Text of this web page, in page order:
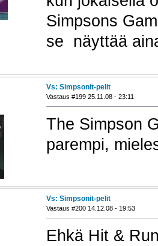
Simpsons
se näyttää
Vs: Simpsonit-pelit
Vastaus #199 25.11.08 - 23:11
The Simpson
parempi,
Vs: Simpsonit-pelit
Vastaus #200 14.12.08 - 19:53
Ehkä Hit &